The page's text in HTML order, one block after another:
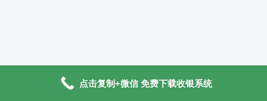
点击复制+微信 免费下载收银系统